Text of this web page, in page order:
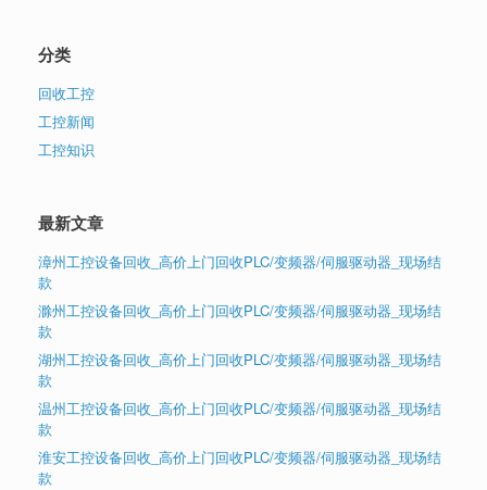
分类
回收工控
工控新闻
工控知识
最新文章
漳州工控设备回收_高价上门回收PLC/变频器/伺服驱动器_现场结
款
滁州工控设备回收_高价上门回收PLC/变频器/伺服驱动器_现场结
款
湖州工控设备回收_高价上门回收PLC/变频器/伺服驱动器_现场结
款
温州工控设备回收_高价上门回收PLC/变频器/伺服驱动器_现场结
款
淮安工控设备回收_高价上门回收PLC/变频器/伺服驱动器_现场结
款